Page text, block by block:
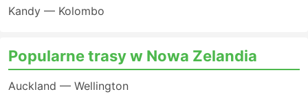
Kandy — Kolombo
Popularne trasy w Nowa Zelandia
Auckland — Wellington